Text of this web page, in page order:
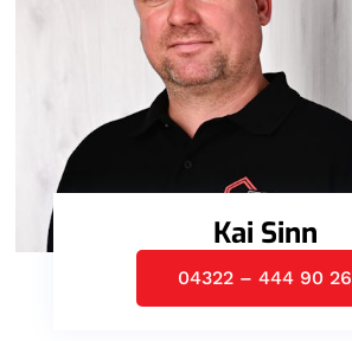
Kai Sinn
04322 – 444 90 26